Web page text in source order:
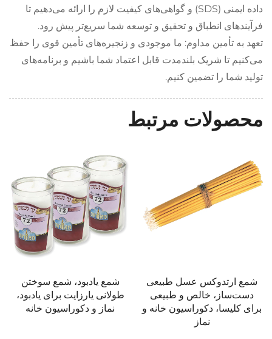
داده ایمنی (SDS) و گواهی‌های کیفیت لازم را ارائه می‌دهیم تا
فرآیندهای انطباق و تحقیق و توسعه شما سریع‌تر پیش رود.
تعهد به تأمین مداوم: ما موجودی و زنجیره‌های تأمین قوی را حفظ
می‌کنیم تا شریک بلندمدت قابل اعتماد شما باشیم و برنامه‌های
تولید شما را تضمین کنیم.
محصولات مرتبط
شمع یادبود، شمع سوختن
طولانی یارزایت برای یادبود،
نماز و دکوراسیون خانه
میله‌های مُهر مومی برای
نامه‌ها، دیپلم‌ها همراه با فتیله،
مُهر و دعوت‌نامه‌های ازدواج